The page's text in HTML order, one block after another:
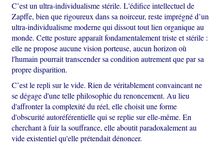
C’est un ultra-individualisme stérile. L'édifice intellectuel de
Zapffe, bien que rigoureux dans sa noirceur, reste imprégné d’un
ultra-individualisme moderne qui dissout tout lien organique au
monde. Cette posture apparaît fondamentalement triste et stérile :
elle ne propose aucune vision porteuse, aucun horizon où
l'humain pourrait transcender sa condition autrement que par sa
propre disparition.
C’est le repli sur le vide. Rien de véritablement convaincant ne
se dégage d'une telle philosophie du renoncement. Au lieu
d'affronter la complexité du réel, elle choisit une forme
d'obscurité autoréférentielle qui se replie sur elle-même. En
cherchant à fuir la souffrance, elle aboutit paradoxalement au
vide existentiel qu'elle prétendait dénoncer.